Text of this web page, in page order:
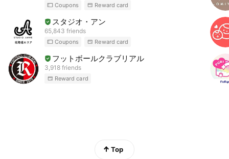
Coupons Reward card
スタジオ・アン
65,843 friends
Coupons Reward card
フットボールクラブリアル
3,918 friends
Reward card
Top